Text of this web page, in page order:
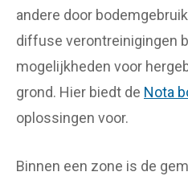
andere door
diffuse verontreinigingen
mogelijkheden voor
grond. Hier biedt de Nota
oplossingen voor.
Binnen een zone is de